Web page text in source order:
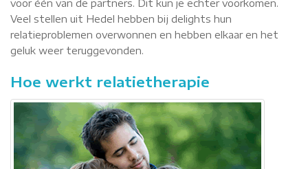
voor één van de partners. Dit kun je echter voorkomen.
Veel stellen uit Hedel hebben bij delights hun
relatieproblemen overwonnen en hebben elkaar en het
geluk weer teruggevonden.
Hoe werkt relatietherapie